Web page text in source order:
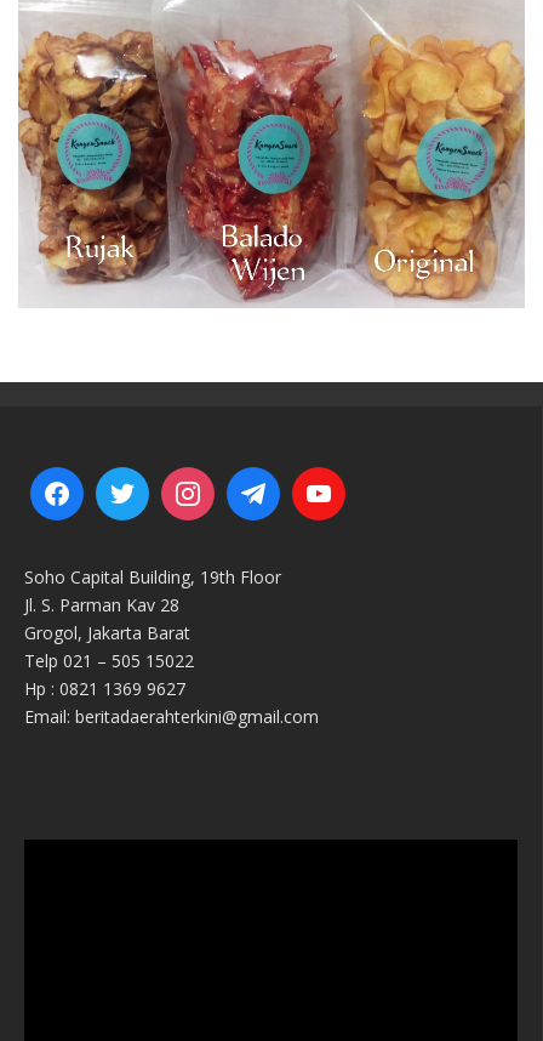
Soho Capital Building, 19th Floor
Jl. S. Parman Kav 28
Grogol, Jakarta Barat
Telp 021 – 505 15022
Hp : 0821 1369 9627
Email: beritadaerahterkini@gmail.com